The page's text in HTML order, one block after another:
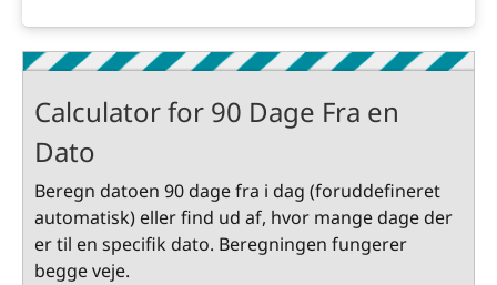
Calculator for 90 Dage Fra en
Dato
Beregn datoen 90 dage fra i dag (foruddefineret
automatisk) eller find ud af, hvor mange dage der
er til en specifik dato. Beregningen fungerer
begge veje.